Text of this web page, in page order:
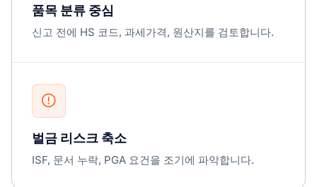
품목 분류 중심
신고 전에 HS 코드, 과세가격, 원산지를 검토합니다.
벌금 리스크 축소
ISF, 문서 누락, PGA 요건을 조기에 파악합니다.